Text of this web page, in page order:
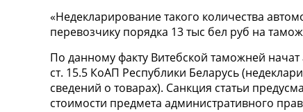
«Недекларирование такого количества
перевозчику порядка 13 тыс бел руб на
По данному факту Витебской таможней
ст. 15.5 КоАП Республики Беларусь
сведений о товарах). Санкция статьи
стоимости предмета административного